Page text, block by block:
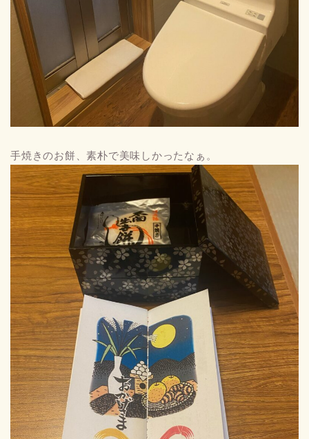
手焼きのお餅、素朴で美味しかったなぁ。